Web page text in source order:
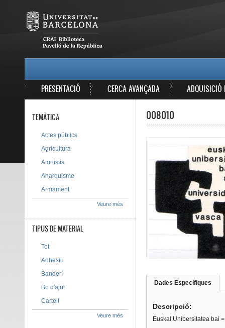
PRESENTACIÓ CERCA AVANÇADA ADQUISICIÓ
008010
Dades Especifiques
Descripció:
Euskal Unibersitatea bai
TEMÀTICA
Actes públics
Agricultura
Amnistia
Anarquisme
Armament
Veure més
TIPUS DE MATERIAL
Tot
Adhesiu
Banderí
Bo d'ajut
Cartell
Veure més